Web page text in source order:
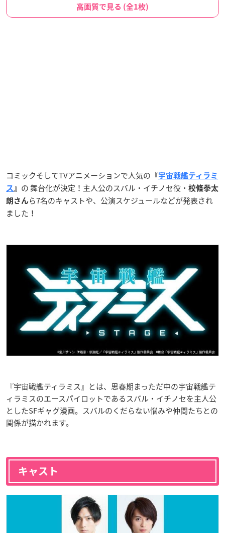
高画質で見る (全1枚)
コミックそしてTVアニメーションで人気の 『宇宙戦艦ティラミ
ス 』 の 舞台化が決定！主人公のスバル・イチノセ役・ 校條拳太
朗 さんら7名のキャストや、公演スケジュールなどが発表され
ました！
『宇宙戦艦ティラミス』とは、思春期まっただ中の宇宙戦艦テ
ィラミスのエースパイロットであるスバル・イチノセを主人公
としたSFギャグ漫画。スバルのくだらない悩みや仲間たちとの
関係が描かれます。
キャスト